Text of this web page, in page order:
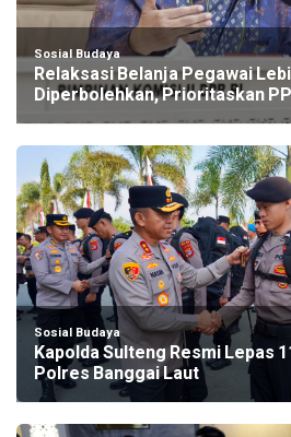
Sosial Budaya
Relaksasi Belanja Pegawai
Diperbolehkan, Prioritaskan
Sosial Budaya
Kapolda Sulteng Resmi Lepas
Polres Banggai Laut